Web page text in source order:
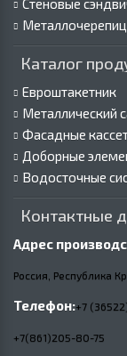
Стеновые
Каталог
Евроштакетник
Металлический
Фасадные
Доборные
Водосточные
Контактные
Адрес
Россия, Республика
Телефон:+7
+7(861)205-80-75